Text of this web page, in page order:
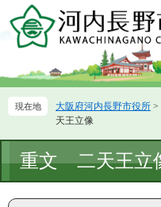
ー
先
ニ
を
て
大阪府河内長野市役所 >
天王立像
文
重文 二天王立